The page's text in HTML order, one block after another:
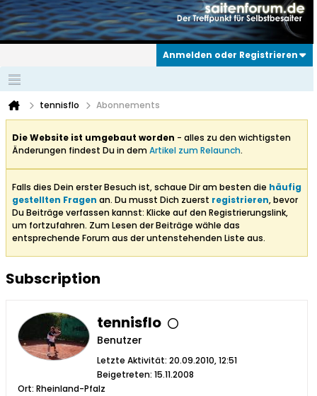
Anmelden oder Registrieren
tennisflo Abonnements
Die Website ist umgebaut worden - alles zu den wichtigsten
Änderungen findest Du in demArtikel zum Relaunch.
Falls dies Dein erster Besuch ist, schaue Dir am besten die häufig
gestellten Fragen an. Du musst Dich zuerst registrieren, bevor
Du Beiträge verfassen kannst: Klicke auf den Registrierungslink,
um fortzufahren. Zum Lesen der Beiträge wähle das
entsprechende Forum aus der untenstehenden Liste aus.
Subscription
tennisflo
Benutzer
Letzte Aktivität: 20.09.2010, 12:51
Beigetreten: 15.11.2008
Ort: Rheinland-Pfalz